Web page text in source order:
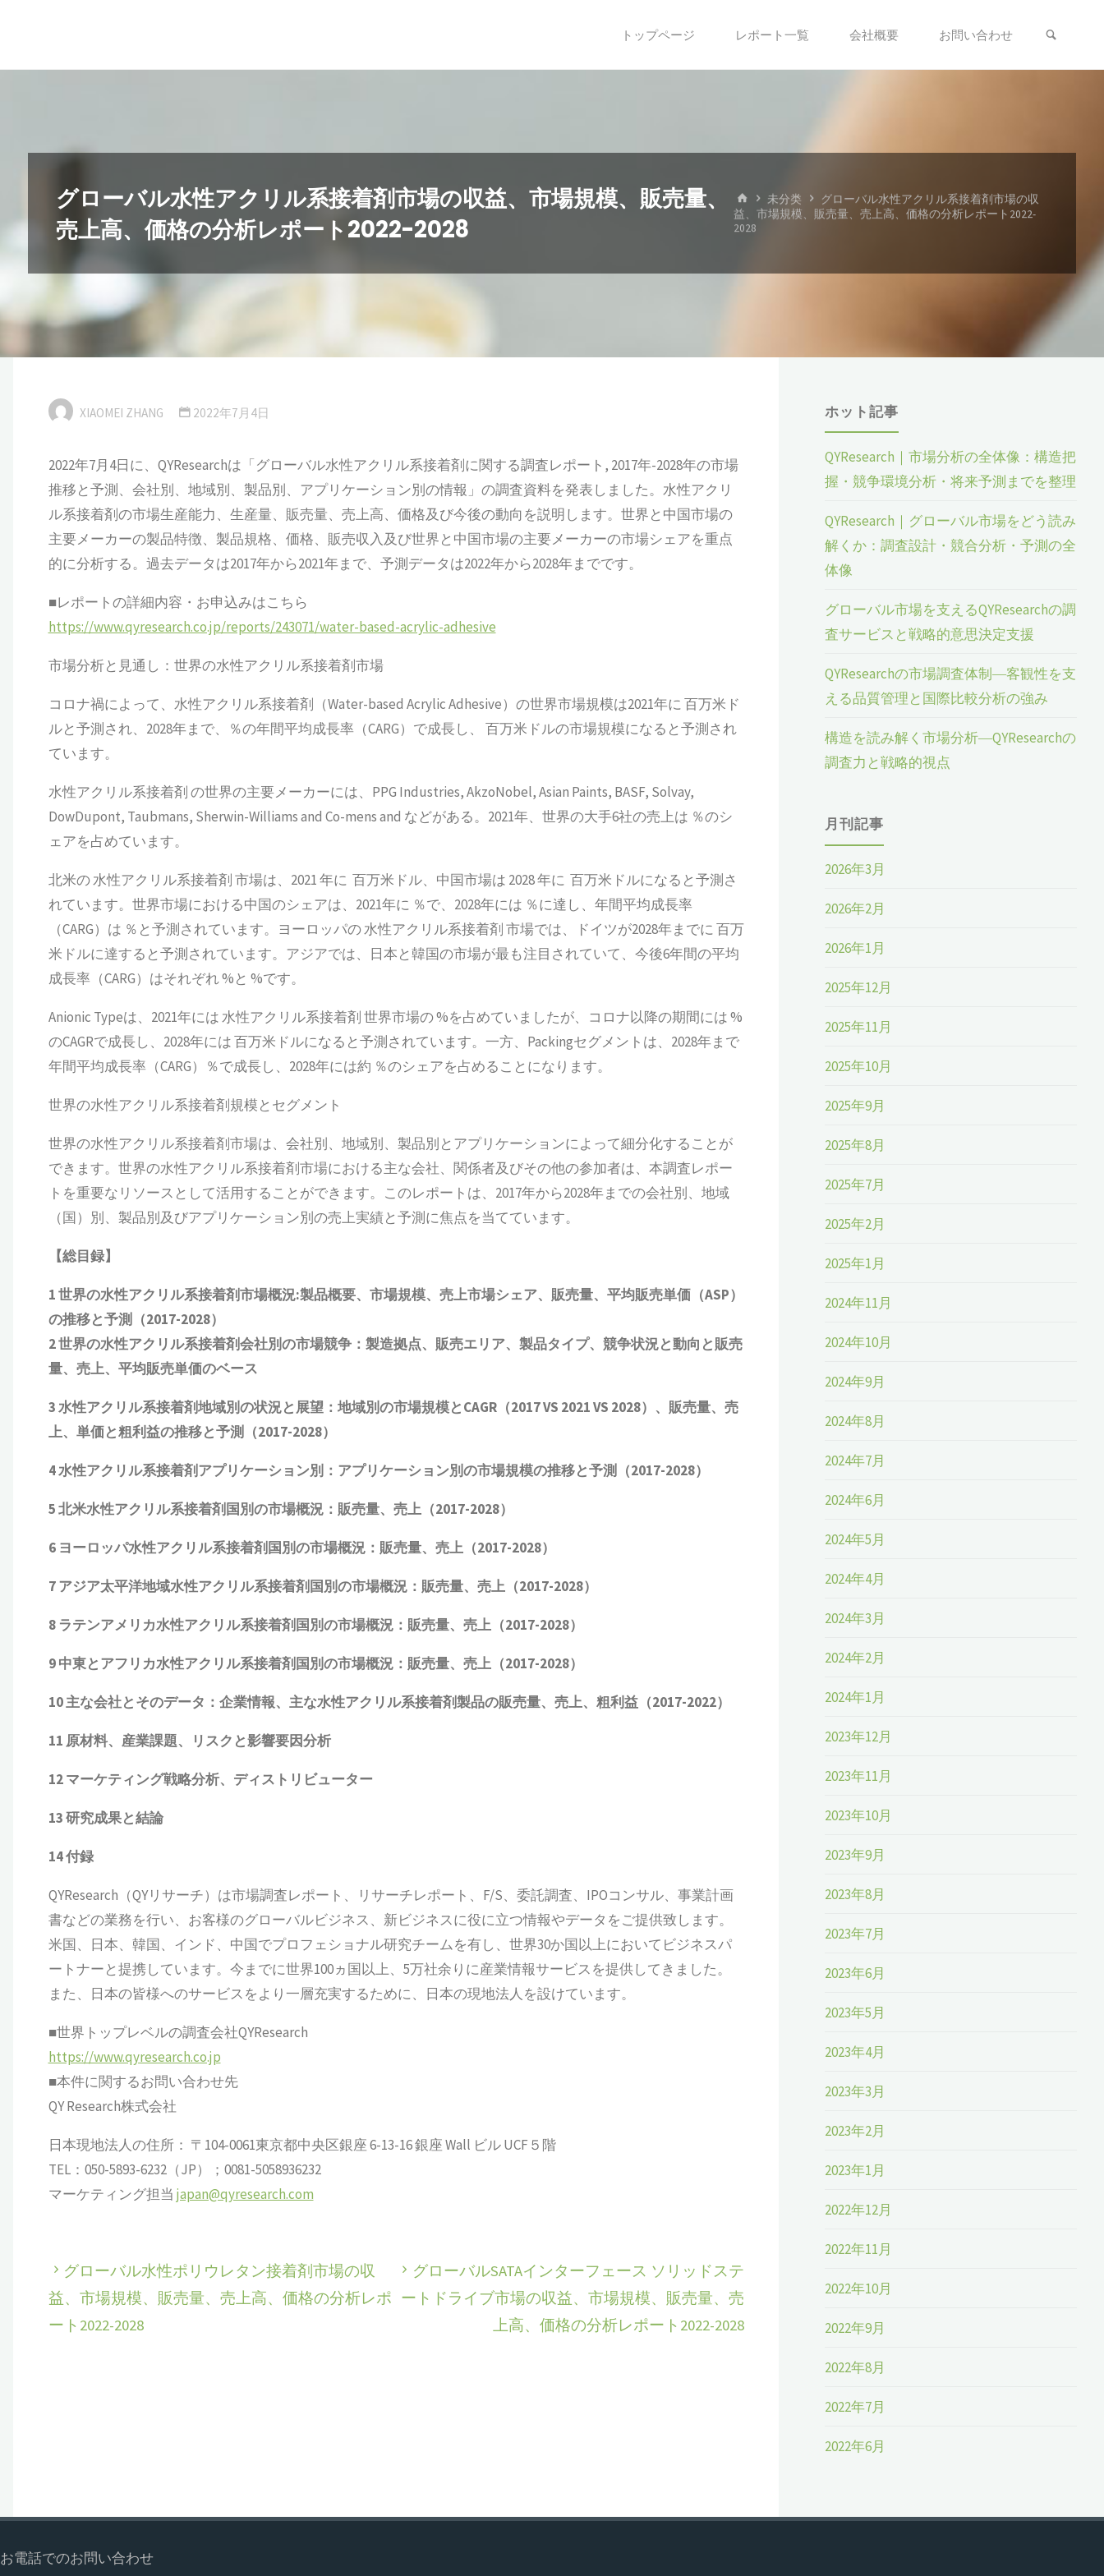
トップページ レポート一覧 会社概要 お問い合わせ
グローバル水性アクリル系接着剤市場の収益、市場規模、販売量、
売上高、価格の分析レポート2022-2028
ホ
ー
ム
未分类
グローバル水性アクリル系接着剤市場の収
益、市場規模、販売量、売上高、価格の分析レポート2022-
2028
XIAOMEI ZHANG 2022年7月4日
2022年7月4日に、QYResearchは「グローバル水性アクリル系接着剤に関する調査レポート, 2017年-2028年の市場
推移と予測、会社別、地域別、製品別、アプリケーション別の情報」の調査資料を発表しました。水性アクリ
ル系接着剤の市場生産能力、生産量、販売量、売上高、価格及び今後の動向を説明します。世界と中国市場の
主要メーカーの製品特徴、製品規格、価格、販売収入及び世界と中国市場の主要メーカーの市場シェアを重点
的に分析する。過去データは2017年から2021年まで、予測データは2022年から2028年までです。
■レポートの詳細内容・お申込みはこちら
https://www.qyresearch.co.jp/reports/243071/water-based-acrylic-adhesive
市場分析と見通し：世界の水性アクリル系接着剤市場
コロナ禍によって、水性アクリル系接着剤（Water-based Acrylic Adhesive）の世界市場規模は2021年に 百万米ド
ルと予測され、2028年まで、％の年間平均成長率（CARG）で成長し、 百万米ドルの市場規模になると予測され
ています。
水性アクリル系接着剤 の世界の主要メーカーには、PPG Industries, AkzoNobel, Asian Paints, BASF, Solvay,
DowDupont, Taubmans, Sherwin-Williams and Co-mens and などがある。2021年、世界の大手6社の売上は ％のシ
ェアを占めています。
北米の 水性アクリル系接着剤 市場は、2021 年に 百万米ドル、中国市場は 2028 年に 百万米ドルになると予測さ
れています。世界市場における中国のシェアは、2021年に ％で、2028年には ％に達し、年間平均成長率
（CARG）は ％と予測されています。ヨーロッパの 水性アクリル系接着剤 市場では、ドイツが2028年までに 百万
米ドルに達すると予測されています。アジアでは、日本と韓国の市場が最も注目されていて、今後6年間の平均
成長率（CARG）はそれぞれ %と %です。
Anionic Typeは、2021年には 水性アクリル系接着剤 世界市場の %を占めていましたが、コロナ以降の期間には %
のCAGRで成長し、2028年には 百万米ドルになると予測されています。一方、Packingセグメントは、2028年まで
年間平均成長率（CARG）％で成長し、2028年には約 ％のシェアを占めることになります。
世界の水性アクリル系接着剤規模とセグメント
世界の水性アクリル系接着剤市場は、会社別、地域別、製品別とアプリケーションによって細分化することが
できます。世界の水性アクリル系接着剤市場における主な会社、関係者及びその他の参加者は、本調査レポー
トを重要なリソースとして活用することができます。このレポートは、2017年から2028年までの会社別、地域
（国）別、製品別及びアプリケーション別の売上実績と予測に焦点を当てています。
【総目録】
1世界の水性アクリル系接着剤市場概況:製品概要、市場規模、売上市場シェア、販売量、平均販売単価（ASP）
の推移と予測（2017-2028）
2世界の水性アクリル系接着剤会社別の市場競争：製造拠点、販売エリア、製品タイプ、競争状況と動向 と販売
量、売上、平均販売単価のベース
3水性アクリル系接着剤地域別の状況と展望：地域別の市場規模とCAGR（2017 VS 2021 VS 2028）、販売量、売
上、単価と粗利益の推移と予測（2017-2028）
4水性アクリル系接着剤アプリケーション別：アプリケーション別の市場規模の推移と予測（2017-2028）
5北米水性アクリル系接着剤国別の市場概況：販売量、売上（2017-2028）
6 ヨーロッパ水性アクリル系接着剤国別の市場概況：販売量、売上（2017-2028）
7アジア太平洋地域水性アクリル系接着剤国別の市場概況：販売量、売上（2017-2028）
8 ラテンアメリカ水性アクリル系接着剤国別の市場概況：販売量、売上（2017-2028）
9中東とアフリカ水性アクリル系接着剤国別の市場概況：販売量、売上（2017-2028）
10主な会社とそのデータ：企業情報、主な水性アクリル系接着剤製品の販売量、売上、粗利益（2017-2022）
11 原材料、産業課題、リスクと影響要因分析
12マーケティング戦略分析、ディストリビューター
13研究成果と結論
14付録
QYResearch（QYリサーチ）は市場調査レポート、リサーチレポート、F/S、委託調査、IPOコンサル、事業計画
書などの業務を行い、お客様のグローバルビジネス、新ビジネスに役に立つ情報やデータをご提供致します。
米国、日本、韓国、インド、中国でプロフェショナル研究チームを有し、世界30か国以上においてビジネスパ
ートナーと提携しています。今までに世界100ヵ国以上、5万社余りに産業情報サービスを提供してきました。
また、日本の皆様へのサービスをより一層充実するために、日本の現地法人を設けています。
■世界トップレベルの調査会社QYResearch
https://www.qyresearch.co.jp
■本件に関するお問い合わせ先
QY Research株式会社
日本現地法人の住所： 〒104-0061東京都中央区銀座 6-13-16 銀座 Wall ビル UCF５階
TEL：050-5893-6232（JP）；0081-5058936232
マーケティング担当 japan@qyresearch.com
グローバル水性ポリウレタン接着剤市場の収
益、市場規模、販売量、売上高、価格の分析レポ
ート2022-2028
グローバルSATAインターフェース ソリッドステ
ートドライブ市場の収益、市場規模、販売量、売
上高、価格の分析レポート2022-2028
ホット記事
QYResearch｜市場分析の全体像：構造把
握・競争環境分析・将来予測までを整理
QYResearch｜グローバル市場をどう読み
解くか：調査設計・競合分析・予測の全
体像
グローバル市場を支えるQYResearchの調
査サービスと戦略的意思決定支援
QYResearchの市場調査体制―客観性を支
える品質管理と国際比較分析の強み
構造を読み解く市場分析―QYResearchの
調査力と戦略的視点
月刊記事
2026年3月
2026年2月
2026年1月
2025年12月
2025年11月
2025年10月
2025年9月
2025年8月
2025年7月
2025年2月
2025年1月
2024年11月
2024年10月
2024年9月
2024年8月
2024年7月
2024年6月
2024年5月
2024年4月
2024年3月
2024年2月
2024年1月
2023年12月
2023年11月
2023年10月
2023年9月
2023年8月
2023年7月
2023年6月
2023年5月
2023年4月
2023年3月
2023年2月
2023年1月
2022年12月
2022年11月
2022年10月
2022年9月
2022年8月
2022年7月
2022年6月
お電話でのお問い合わせ